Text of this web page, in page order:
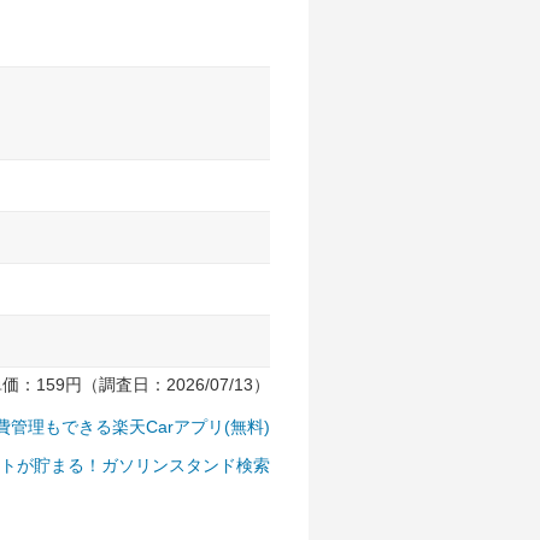
：159円（調査日：2026/07/13）
管理もできる楽天Carアプリ(無料)
が貯まる！ガソリンスタンド検索